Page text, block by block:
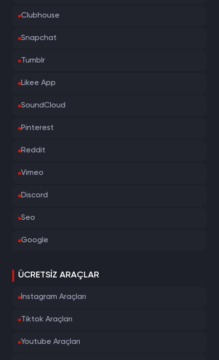
Clubhouse
Snapchat
Tumblr
Likee App
SoundCloud
Pinterest
Reddit
Vimeo
Discord
Seo
Google
ÜCRETSIZ ARAÇLAR
İnstagram Araçları
Tiktok Araçları
Youtube Araçları